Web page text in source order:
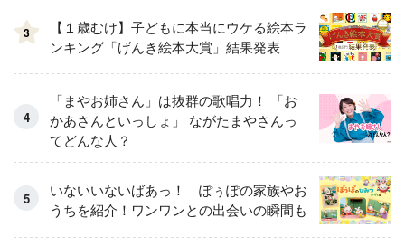
3
【１歳むけ】子どもに本当にウケる絵本ラ
ンキング「げんき絵本大賞」結果発表
「まやお姉さん」は抜群の歌唱力！ 「お
かあさんといっしょ」 ながたまやさんっ
てどんな人？
いないいないばあっ！ ぽぅぽの家族やお
うちを紹介！ワンワンとの出会いの瞬間も